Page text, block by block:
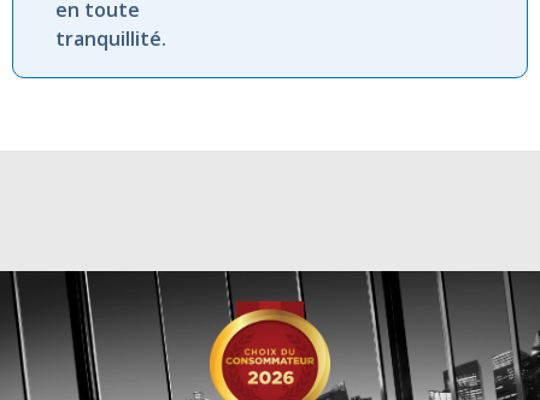
en toute
tranquillité.